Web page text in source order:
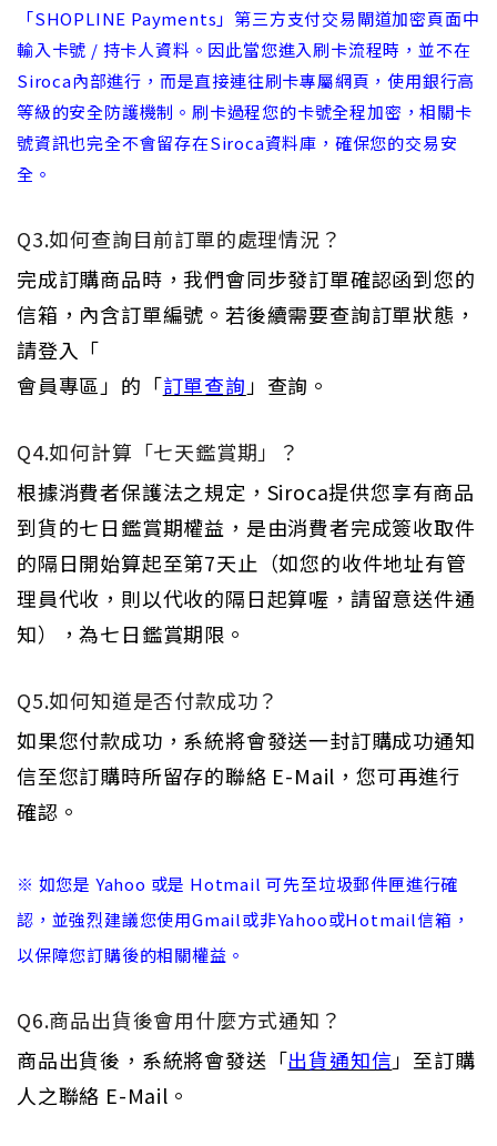
「SHOPLINE Payments」第三方支付交易閘道加密頁面中
輸入卡號 / 持卡人資料。因此當您進入刷卡流程時，並不在
Siroca內部進行，而是直接連往刷卡專屬網頁，使用銀行高
等級的安全防護機制。刷卡過程您的卡號全程加密，相關卡
號資訊也完全不會留存在siroca資料庫，確保您的交易安
全。
Q3.如何查詢目前訂單的處理情況？
完成訂購商品時，我們會同步發訂單確認函到您的
信箱，內含訂單編號。若後續需要查詢訂單狀態，
請登入「
會員專區」的「訂單查詢 」查詢。
Q4.如何計算「七天鑑賞期」？
根據消費者保護法之規定，siroca提供您享有商品
到貨的七日鑑賞期權益，是由消費者完成簽收取件
的隔日開始算起至第7天止（如您的收件地址有管
理員代收，則以代收的隔日起算喔，請留意送件通
知），為七日鑑賞期限。
Q5.如何知道是否付款成功？
如果您付款成功，系統將會發送一封訂購成功通知
信至您訂購時所留存的聯絡 E-Mail，您可再進行
確認。
※ 如您是 Yahoo 或是 Hotmail 可先至垃圾郵件匣進行確
認，並強烈建議您使用Gmail或非Yahoo或hotmail信箱，
以保障您訂購後的相關權益。
Q6.商品出貨後會用什麼方式通知？
商品出貨後，系統將會發送「出貨通知信 」至訂購
人之聯絡 E-Mail。